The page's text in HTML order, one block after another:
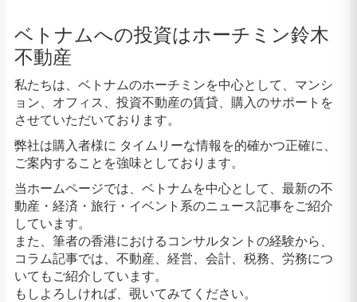
ベトナムへの投資はホーチミン鈴木
不動産
私たちは、ベトナムのホーチミンを中心として、マンシ
ョン、オフィス、投資不動産の賃貸、購入のサポートを
させていただいております。
弊社は購入者様に タイムリーな情報を的確かつ正確に、
ご案内することを強味としております。
当ホームページでは、ベトナムを中心として、最新の不
動産・経済・旅行・イベント系のニュース記事をご紹介
しています。
また、筆者の香港におけるコンサルタントの経験から、
コラム記事では、不動産、経営、会計、税務、労務につ
いてもご紹介しています。
もしよろしければ、覗いてみてください。